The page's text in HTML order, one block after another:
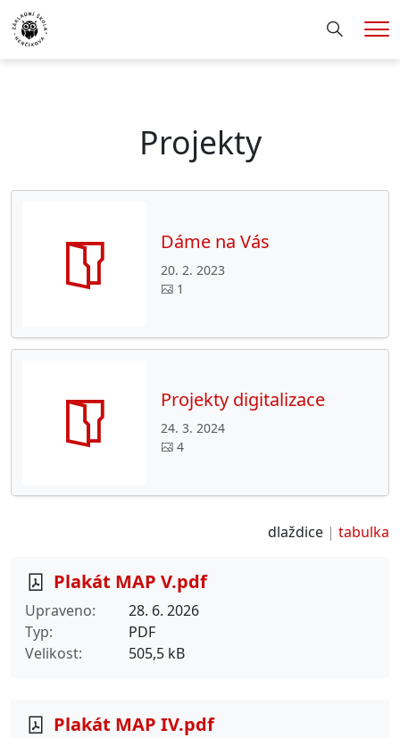
Hledání
Projekty
Dáme na Vás
20. 2. 2023
1
Projekty digitalizace
24. 3. 2024
4
dlaždice tabulka
Plakát MAP V.pdf
Upraveno
28. 6. 2026
Typ
PDF
Velikost
505,5 kB
Plakát MAP IV.pdf